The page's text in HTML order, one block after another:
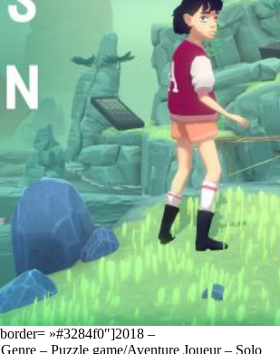
»#3284f0″]2018 –
– Puzzle game/Aventure Joueur – Solo